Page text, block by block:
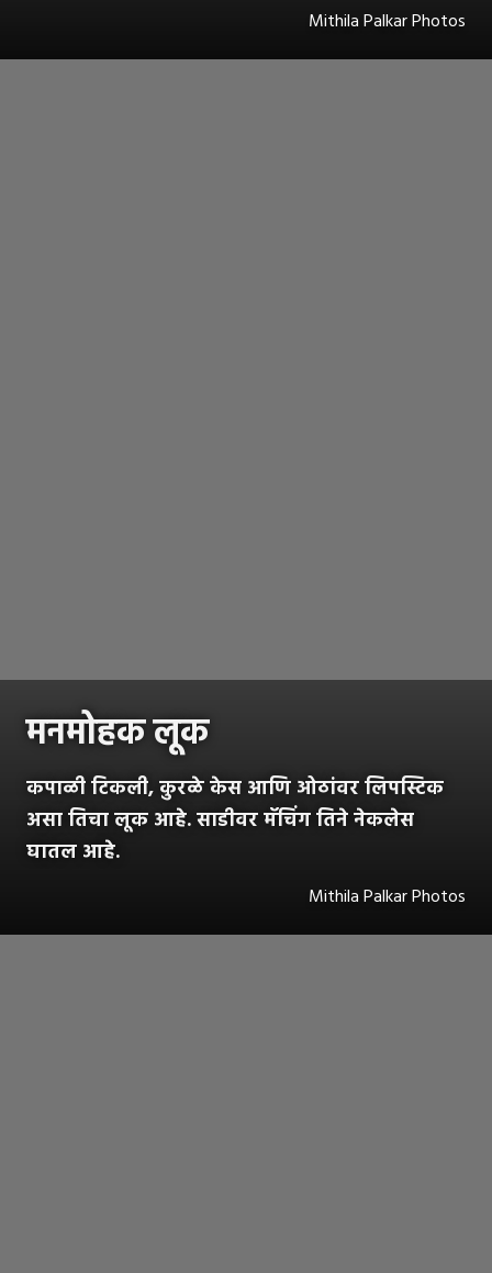
Mithila Palkar Photos
मनमोहक लूक
कपाळी टिकली, कुरळे केस आणि ओठांवर लिपस्टिक
असा तिचा लूक आहे. साडीवर मॅचिंग तिने नेकलेस
घातल आहे.
Mithila Palkar Photos